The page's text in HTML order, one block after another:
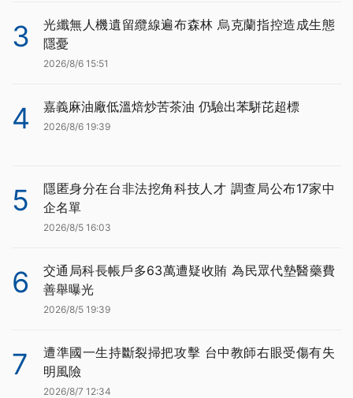
3
光纖無人機遺留纜線遍布森林 烏克蘭指控造成生態
隱憂
2026/8/6 15:51
4 嘉義麻油廠低溫焙炒苦茶油 仍驗出苯駢芘超標
2026/8/6 19:39
5
隱匿身分在台非法挖角科技人才 調查局公布17家中
企名單
2026/8/5 16:03
6
交通局科長帳戶多63萬遭疑收賄 為民眾代墊醫藥費
善舉曝光
2026/8/5 19:39
7
遭準國一生持斷裂掃把攻擊 台中教師右眼受傷有失
明風險
2026/8/7 12:34